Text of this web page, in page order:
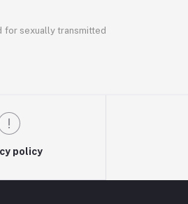
for sexually transmitted
policy